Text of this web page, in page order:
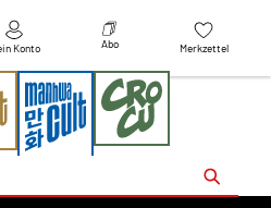
Konto Abo Merkzettel